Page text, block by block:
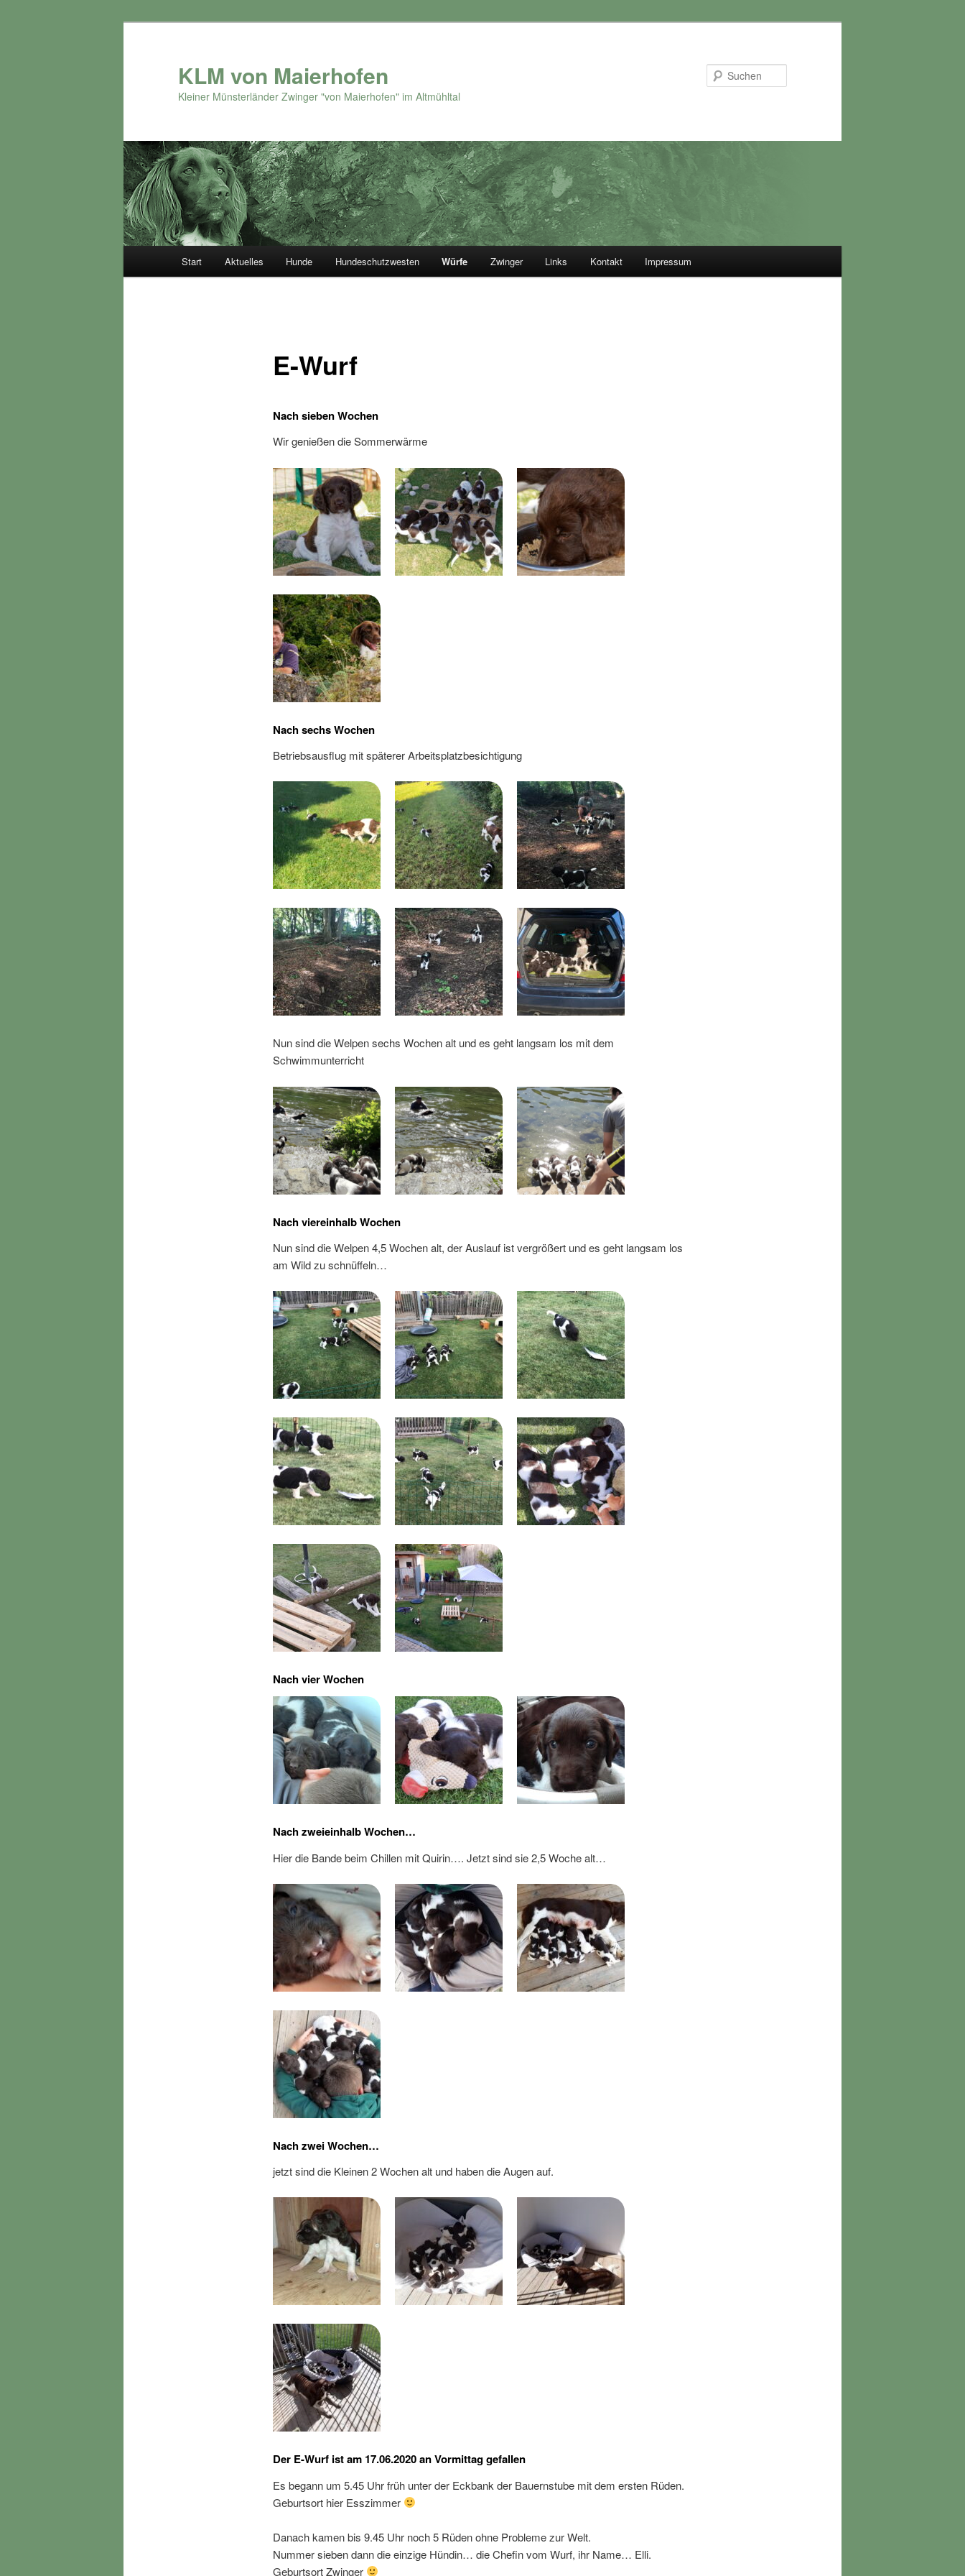
KLM von Maierhofen
Kleiner Münsterländer Zwinger "von Maierhofen" im Altmühltal
Start Aktuelles Hunde Hundeschutzwesten Würfe Zwinger Links Kontakt Impressum
E-Wurf
Nach sieben Wochen
Wir genießen die Sommerwärme
Nach sechs Wochen
Betriebsausflug mit späterer Arbeitsplatzbesichtigung
Nun sind die Welpen sechs Wochen alt und es geht langsam los mit dem
Schwimmunterricht
Nach viereinhalb Wochen
Nun sind die Welpen 4,5 Wochen alt, der Auslauf ist vergrößert und es geht langsam los
am Wild zu schnüffeln…
Nach vier Wochen
Nach zweieinhalb Wochen…
Hier die Bande beim Chillen mit Quirin…. Jetzt sind sie 2,5 Woche alt…
Nach zwei Wochen…
jetzt sind die Kleinen 2 Wochen alt und haben die Augen auf.
Der E-Wurf ist am 17.06.2020 an Vormittag gefallen
Es begann um 5.45 Uhr früh unter der Eckbank der Bauernstube mit dem ersten Rüden.
Geburtsort hier Esszimmer
Danach kamen bis 9.45 Uhr noch 5 Rüden ohne Probleme zur Welt.
Nummer sieben dann die einzige Hündin… die Chefin vom Wurf, ihr Name… Elli.
Geburtsort Zwinger